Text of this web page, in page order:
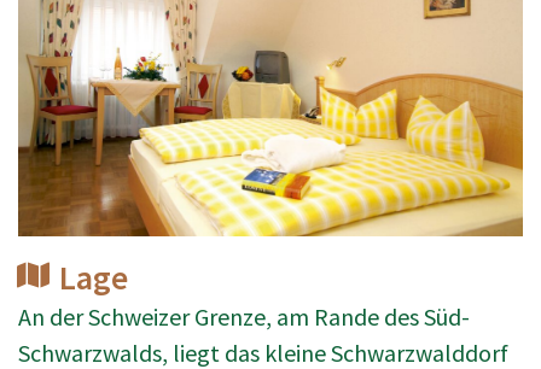
Lage
An der Schweizer Grenze, am Rande des Süd-
Schwarzwalds, liegt das kleine Schwarzwalddorf